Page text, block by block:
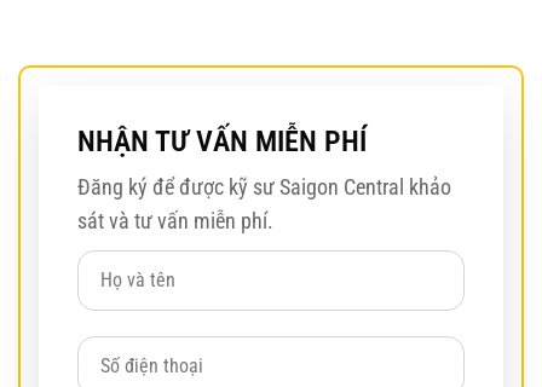
NHẬN TƯ VẤN MIỄN PHÍ
Đăng ký để được kỹ sư Saigon Central khảo
sát và tư vấn miễn phí.